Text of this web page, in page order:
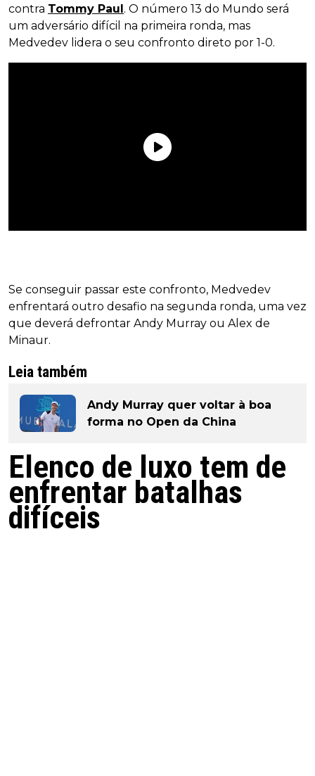
contra Tommy Paul. O número 13 do Mundo será
um adversário difícil na primeira ronda, mas
Medvedev lidera o seu confronto direto por 1-0.
Se conseguir passar este confronto, Medvedev
enfrentará outro desafio na segunda ronda, uma vez
que deverá defrontar Andy Murray ou Alex de
Minaur.
Leia também
Andy Murray quer voltar à boa
forma no Open da China
Elenco de luxo tem de
enfrentar batalhas
difíceis